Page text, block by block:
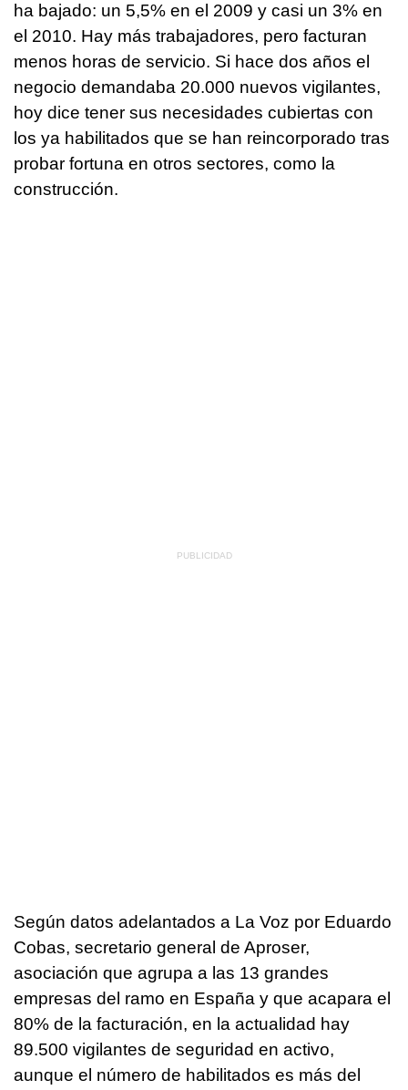
ha bajado: un 5,5% en el 2009 y casi un 3% en
el 2010. Hay más trabajadores, pero facturan
menos horas de servicio. Si hace dos años el
negocio demandaba 20.000 nuevos vigilantes,
hoy dice tener sus necesidades cubiertas con
los ya habilitados que se han reincorporado tras
probar fortuna en otros sectores, como la
construcción.
Según datos adelantados a La Voz por Eduardo
Cobas, secretario general de Aproser,
asociación que agrupa a las 13 grandes
empresas del ramo en España y que acapara el
80% de la facturación, en la actualidad hay
89.500 vigilantes de seguridad en activo,
aunque el número de habilitados es más del